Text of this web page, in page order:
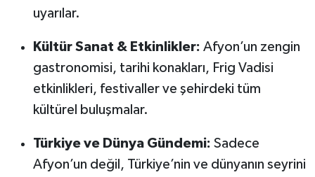
uyarılar.
Kültür Sanat & Etkinlikler: Afyon’un zengin
gastronomisi, tarihi konakları, Frig Vadisi
etkinlikleri, festivaller ve şehirdeki tüm
kültürel buluşmalar.
Türkiye ve Dünya Gündemi: Sadece
Afyon’un değil, Türkiye’nin ve dünyanın seyrini